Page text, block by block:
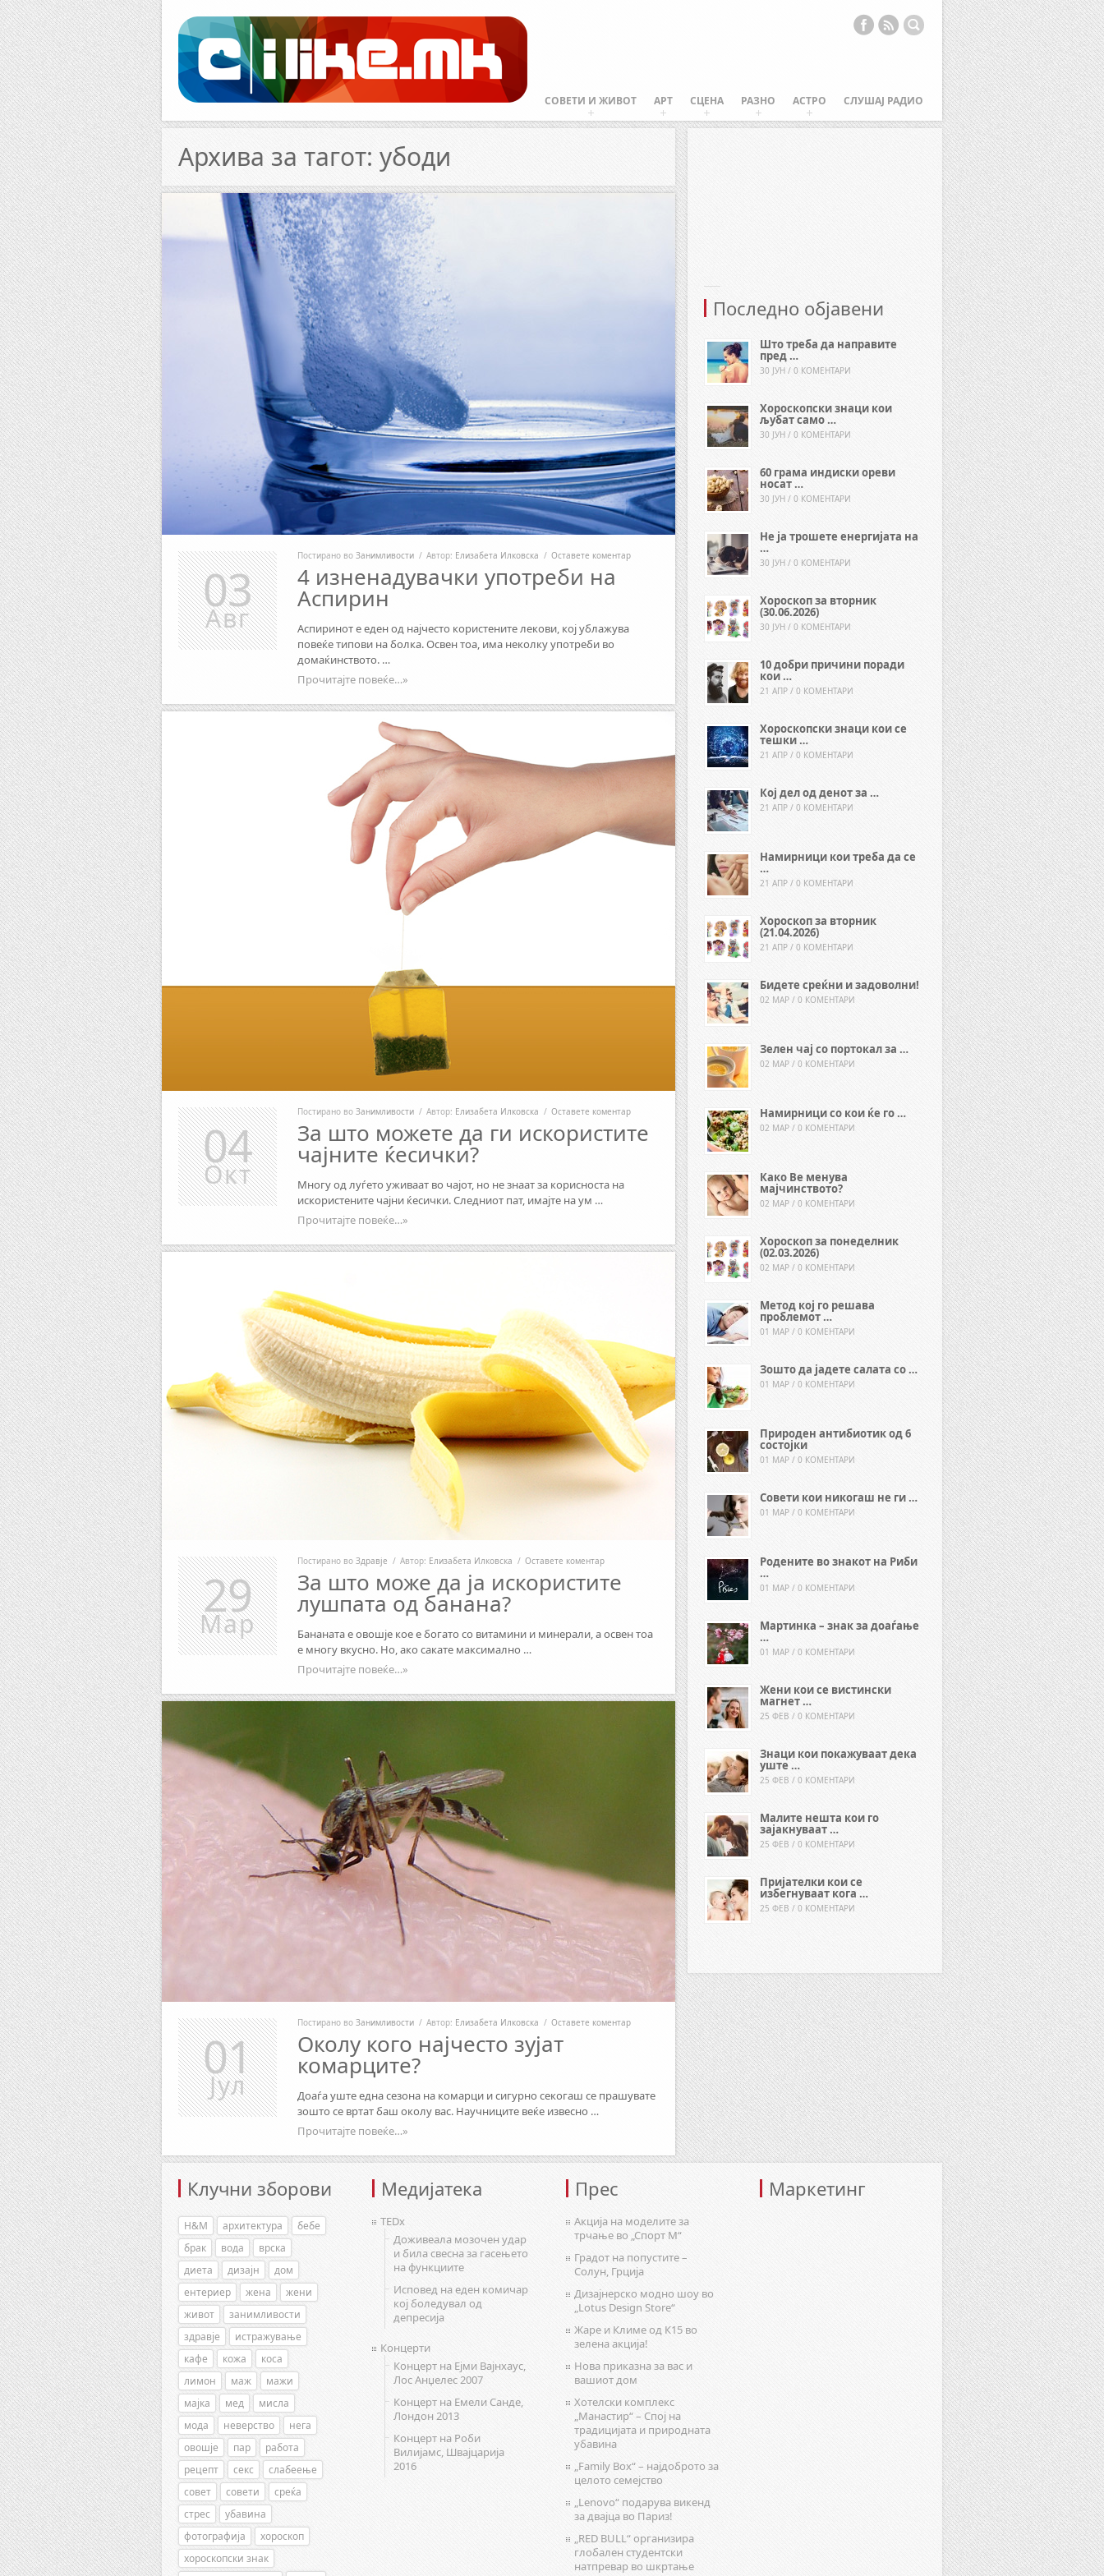
Facebook
RSS
СОВЕТИ И ЖИВОТ АРТ СЦЕНА РАЗНО АСТРО СЛУШАЈ РАДИО
Архива за тагот: убоди
Постирано во Занимливости / Автор: Елизабета Илковска / Оставете коментар
4 изненадувачки употреби на
Аспирин
Аспиринот е еден од најчесто користените лекови, кој ублажува
повеќе типови на болка. Освен тоа, има неколку употреби во
домаќинството. …
Прочитајте повеќе…»
03
Авг
Постирано во Занимливости / Автор: Елизабета Илковска / Оставете коментар
За што можете да ги искористите
чајните ќесички?
Многу од луѓето уживаат во чајот, но не знаат за корисноста на
искористените чајни ќесички. Следниот пат, имајте на ум …
Прочитајте повеќе…»
04
Окт
Постирано во Здравје / Автор: Елизабета Илковска / Оставете коментар
За што може да ја искористите
лушпата од банана?
Бананата е овошје кое е богато со витамини и минерали, а освен тоа
е многу вкусно. Но, ако сакате максимално …
Прочитајте повеќе…»
29
Мар
Постирано во Занимливости / Автор: Елизабета Илковска / Оставете коментар
Околу кого најчесто зујат
комарците?
Доаѓа уште една сезона на комарци и сигурно секогаш се прашувате
зошто се вртат баш околу вас. Научниците веќе извесно …
Прочитајте повеќе…»
01
Јул
Последно објавени
Што треба да направите
пред …
30 ЈУН / 0 КОМЕНТАРИ
Хороскопски знаци кои
љубат само …
30 ЈУН / 0 КОМЕНТАРИ
60 грама индиски ореви
носат …
30 ЈУН / 0 КОМЕНТАРИ
Не ја трошете енергијата на
…
30 ЈУН / 0 КОМЕНТАРИ
Хороскоп за вторник
(30.06.2026)
30 ЈУН / 0 КОМЕНТАРИ
10 добри причини поради
кои …
21 АПР / 0 КОМЕНТАРИ
Хороскопски знаци кои се
тешки …
21 АПР / 0 КОМЕНТАРИ
Кој дел од денот за …
21 АПР / 0 КОМЕНТАРИ
Намирници кои треба да се
…
21 АПР / 0 КОМЕНТАРИ
Хороскоп за вторник
(21.04.2026)
21 АПР / 0 КОМЕНТАРИ
Бидете среќни и задоволни!
02 МАР / 0 КОМЕНТАРИ
Зелен чај со портокал за …
02 МАР / 0 КОМЕНТАРИ
Намирници со кои ќе го …
02 МАР / 0 КОМЕНТАРИ
Како Ве менува
мајчинството?
02 МАР / 0 КОМЕНТАРИ
Хороскоп за понеделник
(02.03.2026)
02 МАР / 0 КОМЕНТАРИ
Метод кој го решава
проблемот …
01 МАР / 0 КОМЕНТАРИ
Зошто да јадете салата со …
01 МАР / 0 КОМЕНТАРИ
Природен антибиотик од 6
состојки
01 МАР / 0 КОМЕНТАРИ
Совети кои никогаш не ги …
01 МАР / 0 КОМЕНТАРИ
Родените во знакот на Риби
…
01 МАР / 0 КОМЕНТАРИ
Мартинка – знак за доаѓање
…
01 МАР / 0 КОМЕНТАРИ
Жени кои се вистински
магнет …
25 ФЕВ / 0 КОМЕНТАРИ
Знаци кои покажуваат дека
уште …
25 ФЕВ / 0 КОМЕНТАРИ
Малите нешта кои го
зајакнуваат …
25 ФЕВ / 0 КОМЕНТАРИ
Пријателки кои се
избегнуваат кога …
25 ФЕВ / 0 КОМЕНТАРИ
Клучни зборови
H&M архитектура
бебе
брак
вода
врска
диета
дизајн
дом
ентериер
жена
жени
живот
занимливости
здравје
истражување
кафе
кожа
коса
лимон
маж
мажи
мајка
мед
мисла
мода
неверство
нега
овошје
пар
работа
рецепт
секс
слабеење
совет
совети
среќа
стрес
убавина
фотографија
хороскоп
хороскопски знак
Медијатека
TEDx
Доживеала мозочен удар
и била свесна за гасењето
на функциите
Исповед на еден комичар
кој боледувал од
депресија
Концерти
Концерт на Ејми Вајнхаус,
Лос Анџелес 2007
Концерт на Емели Санде,
Лондон 2013
Концерт на Роби
Вилијамс, Швајцарија
2016
Прес
Акција на моделите за
трчање во „Спорт М“
Градот на попустите –
Солун, Грција
Дизајнерско модно шоу во
„Lotus Design Store“
Жаре и Климе од К15 во
зелена акција!
Нова приказна за вас и
вашиот дом
Хотелски комплекс
„Манастир“ – Спој на
традицијата и природната
убавина
„Family Box“ – најдоброто за
целото семејство
„Lenovo“ подарува викенд
за двајца во Париз!
„RED BULL“ организира
глобален студентски
натпревар во шкртање
Маркетинг